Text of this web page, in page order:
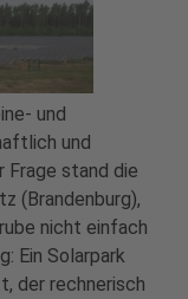
und
und
Frage stand die
(Brandenburg),
nicht einfach
Ein Solarpark
der rechnerisch